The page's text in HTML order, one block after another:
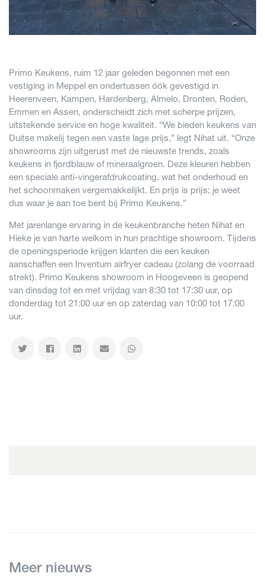
Primo Keukens, ruim 12 jaar geleden begonnen met een
vestiging in Meppel en ondertussen óók gevestigd in
Heerenveen, Kampen, Hardenberg, Almelo, Dronten, Roden,
Emmen en Assen, onderscheidt zich met scherpe prijzen,
uitstekende service en hoge kwaliteit. “We bieden keukens van
Duitse makelij tegen een vaste lage prijs,” legt Nihat uit. “Onze
showrooms zijn uitgerust met de nieuwste trends, zoals
keukens in fjordblauw of mineraalgroen. Deze kleuren hebben
een speciale anti-vingerafdrukcoating, wat het onderhoud en
het schoonmaken vergemakkelijkt. En prijs is prijs; je weet
dus waar je aan toe bent bij Primo Keukens.”
Met jarenlange ervaring in de keukenbranche heten Nihat en
Hieke je van harte welkom in hun prachtige showroom. Tijdens
de openingsperiode krijgen klanten die een keuken
aanschaffen een Inventum airfryer cadeau (zolang de voorraad
strekt). Primo Keukens showroom in Hoogeveen is geopend
van dinsdag tot en met vrijdag van 8:30 tot 17:30 uur, op
donderdag tot 21:00 uur en op zaterdag van 10:00 tot 17:00
uur.
Meer nieuws